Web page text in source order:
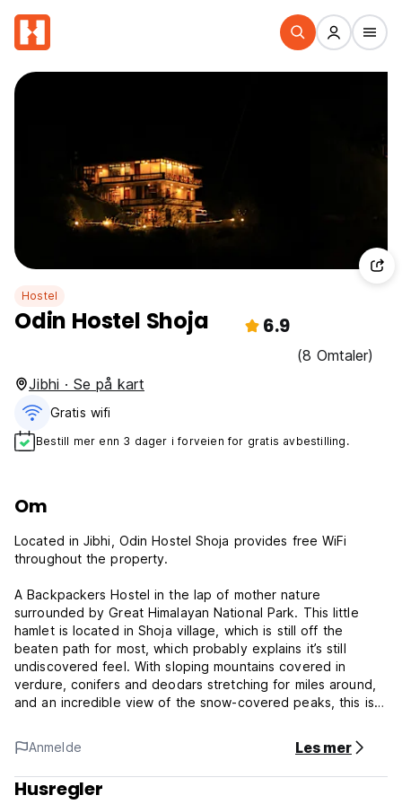
Hostel
Odin Hostel Shoja 6.9
(8 Omtaler)
Jibhi · Se på kart
Gratis wifi‎
Bestill mer enn 3 dager i forveien for gratis avbestilling.
Om
Located in Jibhi, Odin Hostel Shoja provides free WiFi
throughout the property.
A Backpackers Hostel in the lap of mother nature
surrounded by Great Himalayan National Park. This little
hamlet is located in Shoja village, which is still off the
beaten path for most, which probably explains it’s still
undiscovered feel. With sloping mountains covered in
verdure, conifers and deodars stretching for miles around,
and an incredible view of the snow-covered peaks, this is a
Odin gives you the opportunity to work, vacation, make
new friends, interact with locals and understand their
culture - all at the same time.
Anmelde Les mer
Husregler